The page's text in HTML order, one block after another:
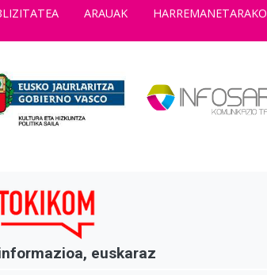
ARAUAK HARREMANETARAKO
euskaraz